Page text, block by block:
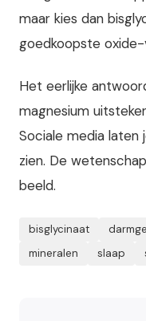
maar kies dan
goedkoopste
Het eerlijke
magnesium
Sociale media
zien. De
beeld.
bisglycinaat
mineralen
slaap